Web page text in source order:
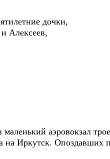
дочки,
Алексеев,
аэровокзал
на Иркутск.